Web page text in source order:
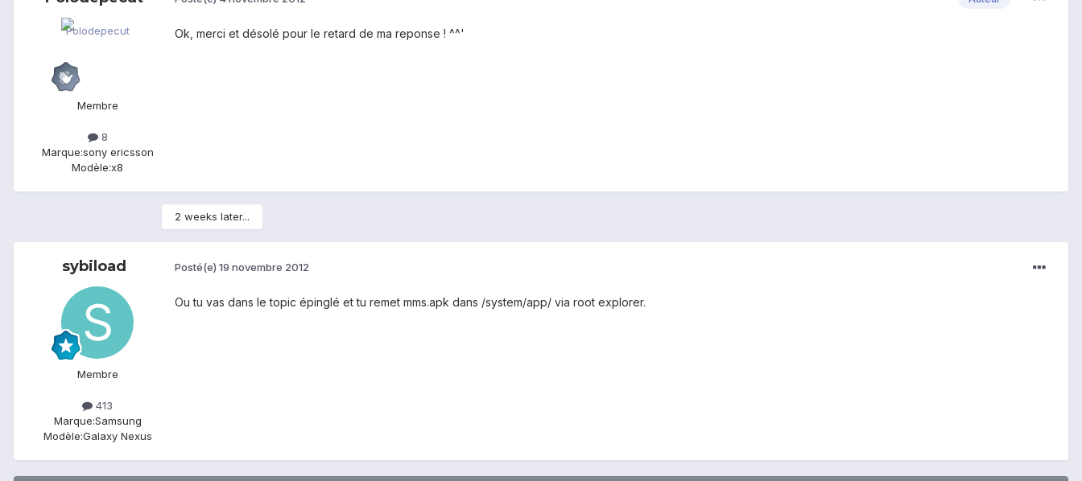
Membre
8
Marque:sony ericsson
Modèle:x8
Ok, merci et désolé pour le retard de ma reponse ! ^^'
2 weeks later...
sybiload
Membre
413
Marque:Samsung
Modèle:Galaxy Nexus
Posté(e) 19 novembre 2012
Ou tu vas dans le topic épinglé et tu remet mms.apk dans /system/app/ via root explorer.